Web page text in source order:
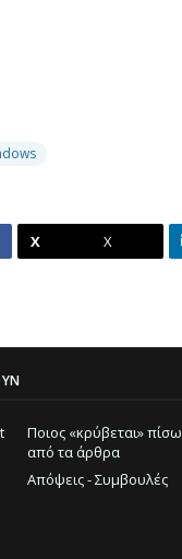
X
Ποιος «κρύβεται» πίσω
από τα άρθρα
Απόψεις - Συμβουλές